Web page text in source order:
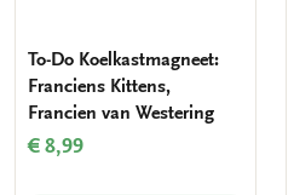
To-Do Koelkastmagneet:
Franciens Kittens,
Francien van Westering
€ 8,99